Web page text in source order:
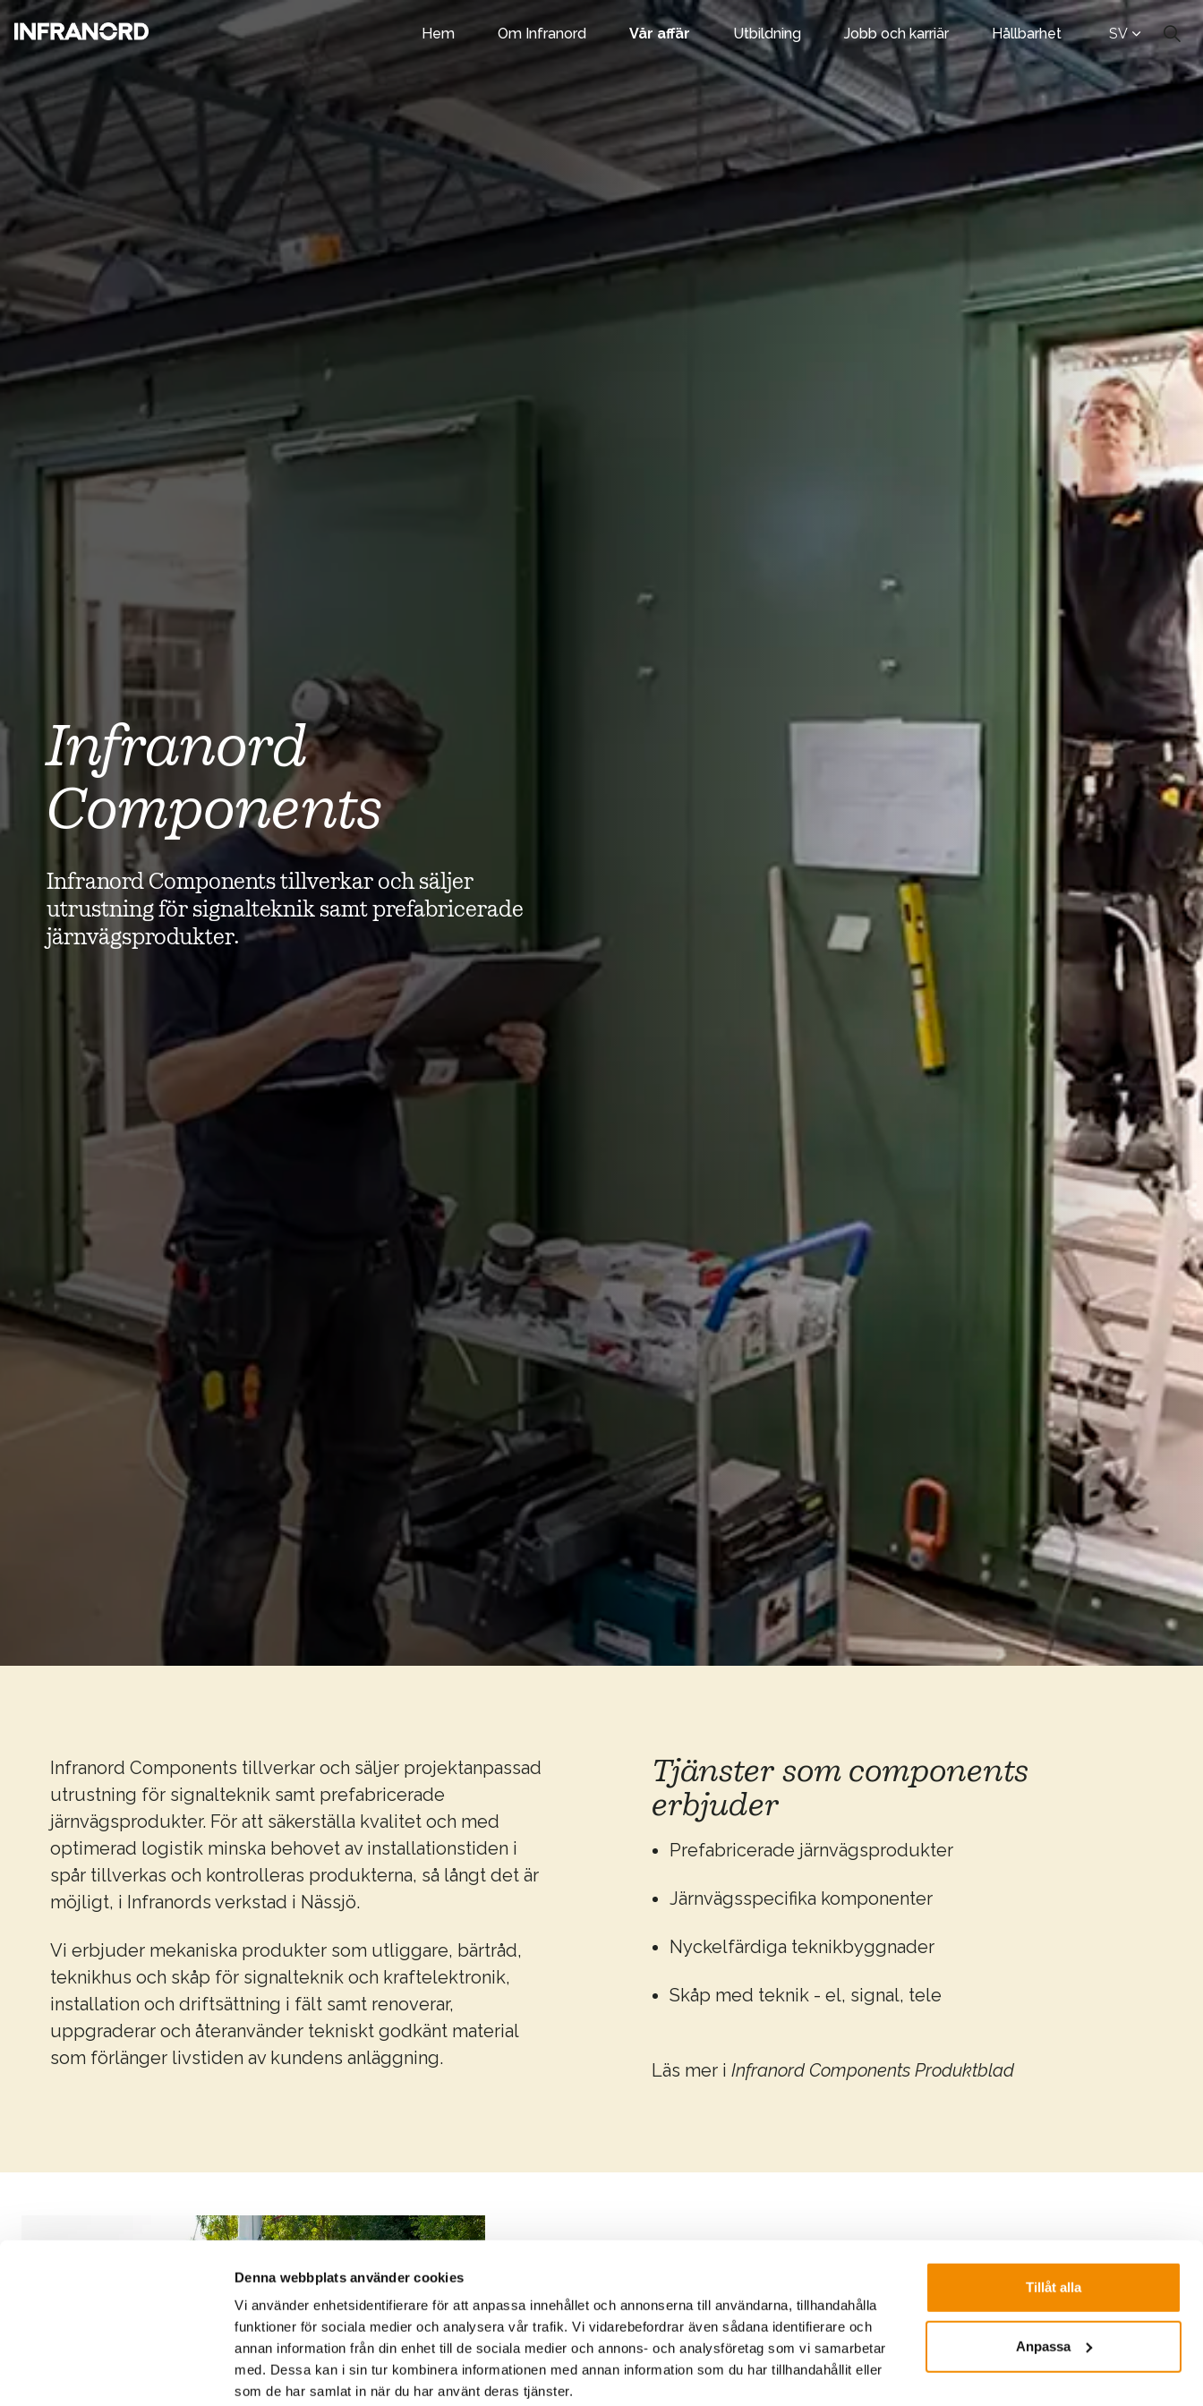
Denna webbplats använder cookies
Vi använder enhetsidentifierare för att anpassa innehållet och annonserna till användarna, tillhandahålla
funktioner för sociala medier och analysera vår trafik. Vi vidarebefordrar även sådana identifierare och
annan information från din enhet till de sociala medier och annons- och analysföretag som vi samarbetar
med. Dessa kan i sin tur kombinera informationen med annan information som du har tillhandahållit eller
som de har samlat in när du har använt deras tjänster.
Tillåt alla
Anpassa
Hem Om Infranord Vår affär Utbildning Jobb och karriär Hållbarhet SV
Infranord
Components
Infranord Components tillverkar och säljer
utrustning för signalteknik samt prefabricerade
järnvägsprodukter.
Infranord Components tillverkar och säljer projektanpassad
utrustning för signalteknik samt prefabricerade
järnvägsprodukter. För att säkerställa kvalitet och med
optimerad logistik minska behovet av installationstiden i
spår tillverkas och kontrolleras produkterna, så långt det är
möjligt, i Infranords verkstad i Nässjö.
Vi erbjuder mekaniska produkter som utliggare, bärtråd,
teknikhus och skåp för signalteknik och kraftelektronik,
installation och driftsättning i fält samt renoverar,
uppgraderar och återanvänder tekniskt godkänt material
som förlänger livstiden av kundens anläggning.
Tjänster som components
erbjuder
Prefabricerade järnvägsprodukter
Järnvägsspecifika komponenter
Nyckelfärdiga teknikbyggnader
Skåp med teknik - el, signal, tele
Läs mer i Infranord Components Produktblad